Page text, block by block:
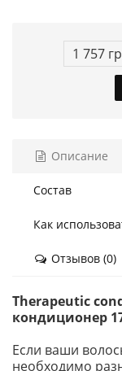
1 757
Описание
Состав
Как
Отзывов (0)
Therapeutic
кондиционер
Если ваши
необходимо